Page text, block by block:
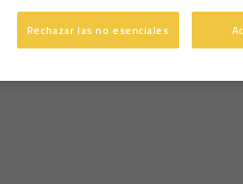
Rechazar las no esenciales